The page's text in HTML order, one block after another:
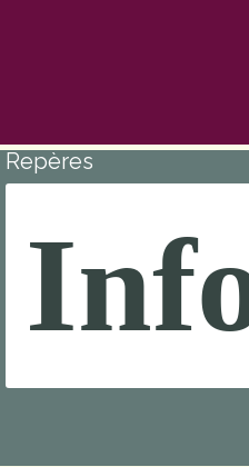
Repères